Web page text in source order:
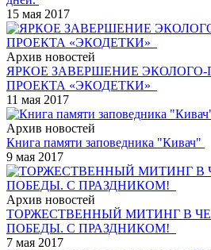
15 мая 2017
Архив новостей
ЯРКОЕ ЗАВЕРШЕНИЕ
ПРОЕКТА «ЭКОДЕТКИ»
11 мая 2017
Архив новостей
Книга памяти заповедника "Кивач"
9 мая 2017
Архив новостей
ТОРЖЕСТВЕННЫЙ МИТИНГ В
ПОБЕДЫ. С ПРАЗДНИКОМ!
7 мая 2017